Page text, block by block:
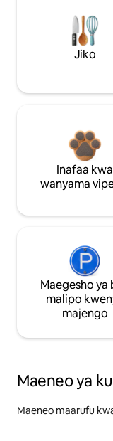
Jiko
Inafaa kwa
wanyama
Maegesho ya
malipo
majengo
Maeneo ya
Maeneo maarufu